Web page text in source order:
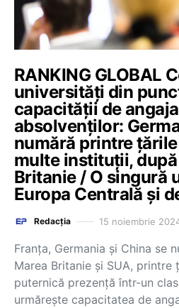
RANKING GLOBAL
universități din
capacității de
absolvenților:
numără printre
multe instituții, după
Britanie / O singură
Europa Centrală și
Redacția 15 noiembrie
Franța, Germania și China se
Marea Britanie și SUA, printre
puternică prezență într-un
urmărește capacitatea de